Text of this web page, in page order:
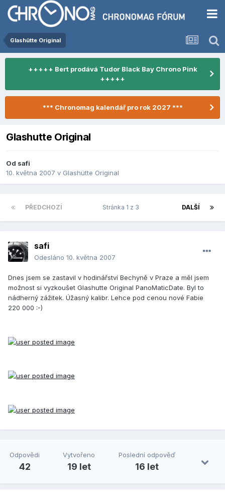
Glashütte Original
+++++ Bert prodává Tudor Black Bay Chrono Pink
+++++
*** Chronomag kalendář pro rok 2027 ***
Glashutte Original
Od safi
10. května 2007 v Glashütte Original
PŘEDCHOZÍ DALŠÍ
Stránka 1 z 3
safi
Odesláno 10. května 2007
Dnes jsem se zastavil v hodinářství Bechyně v Praze a měl jsem
možnost si vyzkoušet Glashutte Original PanoMaticDate. Byl to
nádherný zážitek. Úžasný kalibr. Lehce pod cenou nové Fabie
220 000 :-)
Odpovědi
42
Vytvořeno
19 let
Poslední odpověď
16 let